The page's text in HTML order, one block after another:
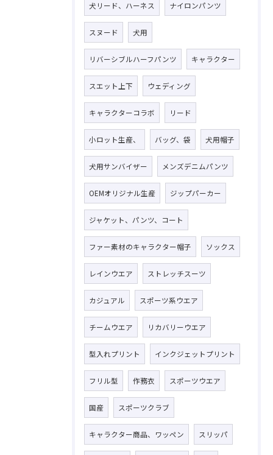
犬リード、ハーネス ナイロンパンツ
スヌード 犬用
リバーシブルハーフパンツ キャラクター
スエット上下 ウェディング
キャラクターコラボ リード
小ロット生産、 バッグ、袋 犬用帽子
犬用サンバイザー メンズデニムパンツ
OEMオリジナル生産 ジップパーカー
ジャケット、パンツ、コート
ファー素材のキャラクター帽子 ソックス
レインウエア ストレッチスーツ
カジュアル スポーツ系ウエア
チームウエア リカバリーウエア
型入れプリント インクジェットプリント
フリル型 作務衣 スポーツウエア
国産 スポーツクラブ
キャラクター商品、ワッペン スリッパ